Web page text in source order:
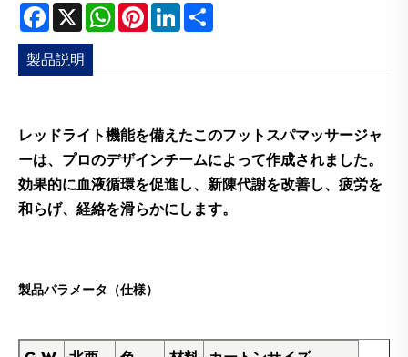
Facebook
X WhatsApp
PinterestLinkedIn
製品説明
レッドライト機能を備えたこのフットスパマッサージャ
ーは、プロのデザインチームによって作成されました。
効果的に血液循環を促進し、新陳代謝を改善し、疲労を
和らげ、経絡を滑らかにします。
製品パラメータ（仕様）